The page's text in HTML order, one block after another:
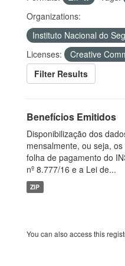
Organizations:
Instituto Nacional do
Licenses:
Creative
Filter Results
Benefícios Emitidos
Disponibilização dos
mensalmente, ou seja,
folha de pagamento do
nº 8.777/16 e a Lei de...
ZIP
You can also access this